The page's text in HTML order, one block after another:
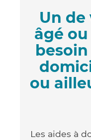
Un de
âgé
ou
Les aides à